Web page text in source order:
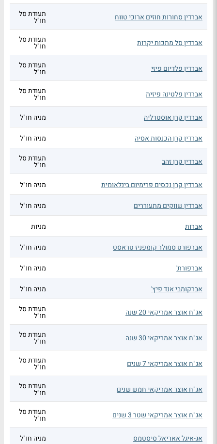
אברדין סחורות חוזים ארוכי טווח תעודת סל
חו"ל
אברדין סל מתכות יקרות תעודת סל
חו"ל
אברדין פלדיום פיזי תעודת סל
חו"ל
אברדין פלטינה פיזית תעודת סל
חו"ל
אברדין קרן אוסטרליה
מניה חו"ל
אברדין קרן הכנסות אסיה מניה חו"ל
אברדין קרן זהב תעודת סל
חו"ל
אברדין קרן נכסים פרימיום בינלאומית
מניה חו"ל
אברדין שווקים מתעוררים מניה חו"ל
אברות מניות
אברפורט סמולר קומפניז טראסט מניה חו"ל
אברפורת' מניה חו"ל
אברקומבי אנד פיץ' מניה חו"ל
אג"ח אוצר אמריקאי 20 שנה תעודת סל
חו"ל
אג"ח אוצר אמריקאי 30 שנה תעודת סל
חו"ל
אג"ח אוצר אמריקאי 7 שנים תעודת סל
חו"ל
אג"ח אוצר אמריקאי חמש שנים תעודת סל
חו"ל
אג"ח אוצר אמריקאי שטר 3 שנים תעודת סל
חו"ל
אג-איגל אאריאל סיסטמס
מניה חו"ל